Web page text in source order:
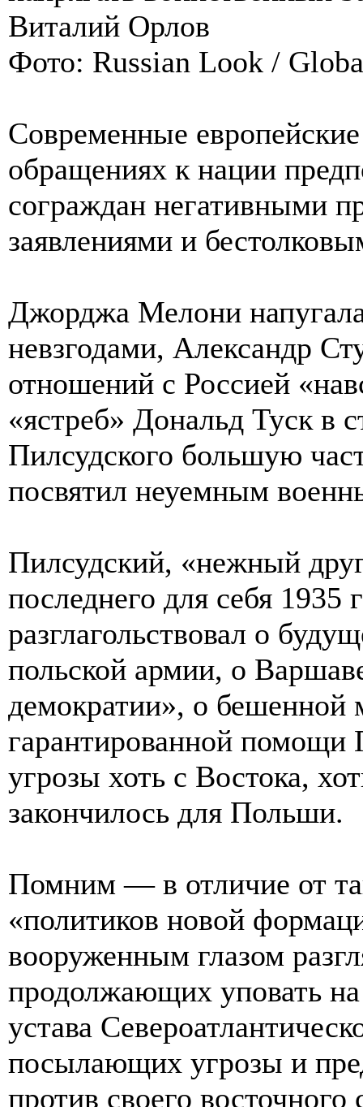
Виталий Орлов
Фото: Russian Look /
Современные
обращениях к нации
сограждан негативными
заявлениями и
Джорджа Мелони
невзгодами, Александр
отношений с Россией
«ястреб» Дональд Туск в
Пилсудского большую
посвятил неуемным
Пилсудский, «нежный
последнего для себя 1935
разглагольствовал о
польской армии, о
демократии», о бешенной
гарантированной помощи
угрозы хоть с Востока,
закончилось для Польши.
Помним — в отличие от
«политиков новой
вооруженным глазом
продолжающих уповать
устава
посылающих угрозы и
против своего